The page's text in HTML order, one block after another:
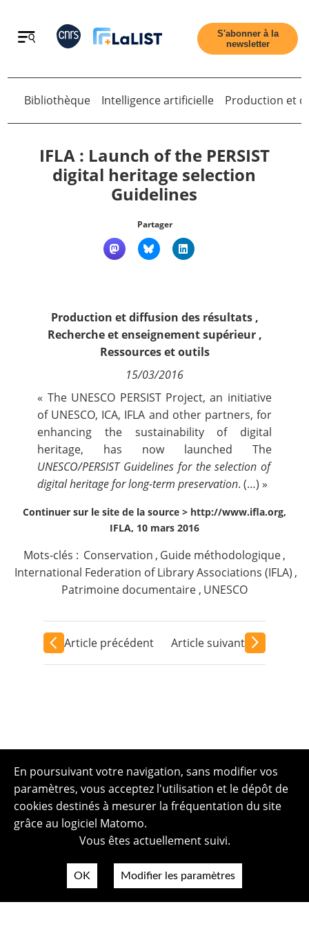
Retour
Contact
S'abonner à la
newsletter
Retour
Bibliothèque Intelligence artificielle Production et
IFLA : Launch of the PERSIST
digital heritage selection
Guidelines
Partager
Production et diffusion des résultats,
Recherche et enseignement supérieur,
Ressources et outils
15/03/2016
« The UNESCO PERSIST Project, an initiative
of UNESCO, ICA, IFLA and other partners, for
enhancing the sustainability of digital
heritage, has now launched The
UNESCO/PERSIST Guidelines for the selection of
digital heritage for long-term preservation. (…) »
Continuer sur le site de la source > http://www.ifla.org,
IFLA, 10 mars 2016
Mots-clés : Conservation , Guide méthodologique,
International Federation of Library Associations (IFLA) ,
Patrimoine documentaire , UNESCO
Article précédent Article suivant
En poursuivant votre navigation, sans modifier vos
paramètres, vous acceptez l'utilisation et le dépôt de
cookies destinés à mesurer la fréquentation du site
grâce au logiciel Matomo.
Vous êtes actuellement suivi.
OK Modifier les paramètres